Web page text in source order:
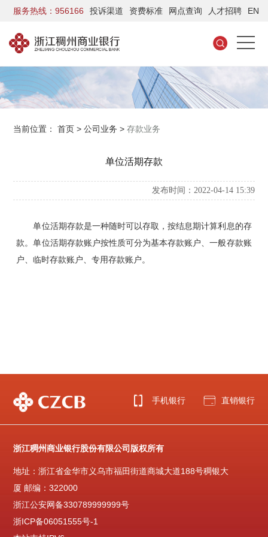
服务热线：956166 投诉渠道 资费标准 网点查询 人才招聘 EN
当前位置：首页 >公司业务 >存款业务
单位活期存款
发布时间：2022-04-14 15:39
单位活期存款是一种随时可以存取，按结息期计算利息的存
款。单位活期存款账户按性质可分为基本存款账户、一般存款账
户、临时存款账户、专用存款账户。
手机银行 直销银行
浙江稠州商业银行股份有限公司版权所有
地址：浙江省金华市义乌市福田街道商城大道188号稠银大
厦 邮编：322000
浙江公安网备330789999999号
浙ICP备06051555号-1